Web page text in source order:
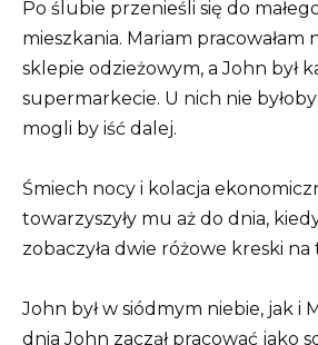
Po ślubie przenieśli się do
mieszkania. Mariam pracowałam
sklepie odzieżowym, a John był
supermarkecie. U nich nie
mogli by iść dalej.
Śmiech nocy i kolacja
towarzyszyły mu aż do dnia,
zobaczyła dwie różowe kreski na
John był w siódmym niebie, jak i
dnia John zaczął pracować jako